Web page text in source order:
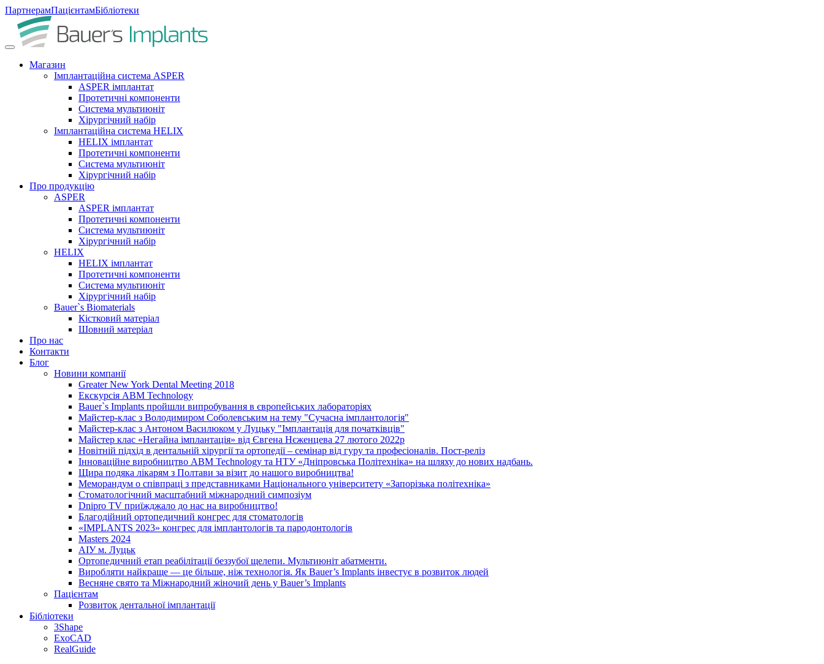
ПартнерамПацієнтамБібліотеки
Магазин
Імплантаційна система ASPER
ASPER імплантат
Протетичні компоненти
Система мультиюніт
Хірургічний набір
Імплантаційна система HELIX
HELIX імплантат
Протетичні компоненти
Система мультиюніт
Хірургічний набір
Про продукцію
ASPER
ASPER імплантат
Протетичні компоненти
Система мультиюніт
Хірургічний набір
HELIX
HELIX імплантат
Протетичні компоненти
Система мультиюніт
Хірургічний набір
Bauer`s Biomaterials
Кістковий матеріал
Шовний матеріал
Про нас
Контакти
Блог
Новини компанії
Greater New York Dental Meeting 2018
Екскурсія ABM Technology
Bauer`s Implants пройшли випробування в європейських лабораторіях
Майстер-клас з Володимиром Соболевським на тему "Сучасна імплантологія"
Майстер-клас з Антоном Василюком у Луцьку "Імплантація для початківців"
Майстер клас «Негайна імплантація» від Євгена Нєженцева 27 лютого 2022р
Новітній підхід в дентальній хірургії та ортопедії – семінар від гуру та професіоналів. Пост-реліз
Інноваційне виробництво ABM Technology та НТУ «Дніпровська Політехніка» на шляху до нових надбань.
Щира подяка лікарям з Полтави за візит до нашого виробництва!
Меморандум о співпраці з представниками Національного університету «Запорізька політехніка»
Стоматологічний масштабний міжнародний симпозіум
Dnipro TV приїжджало до нас на виробництво!
Благодійний ортопедичний конгрес для стоматологів
«IMPLANTS 2023» конгрес для імплантологів та пародонтологів
Masters 2024
АІУ м. Луцьк
Ортопедичний етап реабілітації беззубої щелепи. Мультиюніт абатменти.
Виробляти найкраще — це більше, ніж технологія. Як Bauer’s Implants інвестує в розвиток людей
Весняне свято та Міжнародний жіночий день у Bauer’s Implants
Пацієнтам
Розвиток дентальної імплантації
Бібліотеки
3Shape
ExoCAD
RealGuide